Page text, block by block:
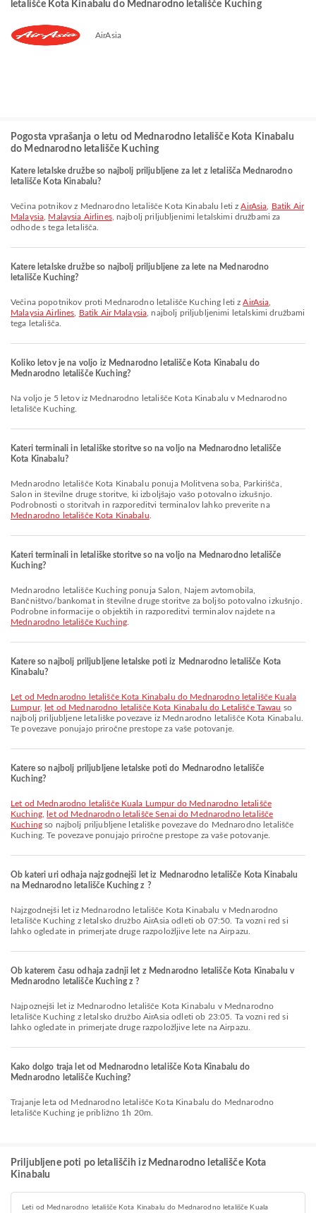
letališče Kota Kinabalu do Mednarodno letališče Kuching
AirAsia
Pogosta vprašanja o letu od Mednarodno letališče Kota Kinabalu
do Mednarodno letališče Kuching
Katere letalske družbe so najbolj priljubljene za let z letališča Mednarodno
letališče Kota Kinabalu?
Večina potnikov z Mednarodno letališče Kota Kinabalu leti zAirAsia
Batik Air
Malaysia Malaysia Airlines, najbolj priljubljenimi letalskimi družbami za
odhode s tega letališča.
Katere letalske družbe so najbolj priljubljene za lete na Mednarodno
letališče Kuching?
Večina popotnikov proti Mednarodno letališče Kuching leti zAirAsia
Malaysia Airlines
Batik Air Malaysia , najbolj priljubljenimi letalskimi družbami
tega letališča.
Koliko letov je na voljo iz Mednarodno letališče Kota Kinabalu do
Mednarodno letališče Kuching?
Na voljo je 5 letov iz Mednarodno letališče Kota Kinabalu v Mednarodno
letališče Kuching.
Kateri terminali in letališke storitve so na voljo na Mednarodno letališče
Kota Kinabalu?
Mednarodno letališče Kota Kinabalu ponuja Molitvena soba, Parkirišča,
Salon in številne druge storitve, ki izboljšajo vašo potovalno izkušnjo.
Podrobnosti o storitvah in razporeditvi terminalov lahko preverite na
Mednarodno letališče Kota Kinabalu
Kateri terminali in letališke storitve so na voljo na Mednarodno letališče
Kuching?
Mednarodno letališče Kuching ponuja Salon, Najem avtomobila,
Bančništvo/bankomat in številne druge storitve za boljšo potovalno izkušnjo.
Podrobne informacije o objektih in razporeditvi terminalov najdete na
Mednarodno letališče Kuching.
Katere so najbolj priljubljene letalske poti iz Mednarodno letališče Kota
Kinabalu?
let od Mednarodno letališče Kota Kinabalu do Mednarodno letališče Kuala
Lumpur, let od Mednarodno letališče Kota Kinabalu do Letališče Tawau so
najbolj priljubljene letališke povezave iz Mednarodno letališče Kota Kinabalu.
Te povezave ponujajo priročne prestope za vaše potovanje.
Katere so najbolj priljubljene letalske poti do Mednarodno letališče
Kuching?
let od Mednarodno letališče Kuala Lumpur do Mednarodno letališče
Kuching,
let od Mednarodno letališče Senai do Mednarodno letališče
Kuchingso najbolj priljubljene letališke povezave do Mednarodno letališče
Kuching. Te povezave ponujajo priročne prestope za vaše potovanje.
Ob kateri uri odhaja najzgodnejši let iz Mednarodno letališče Kota Kinabalu
na Mednarodno letališče Kuching z ?
Najzgodnejši let iz Mednarodno letališče Kota Kinabalu v Mednarodno
letališče Kuching z letalsko družbo AirAsia odleti ob 07:50. Ta vozni red si
lahko ogledate in primerjate druge razpoložljive lete na Airpazu.
Ob katerem času odhaja zadnji let z Mednarodno letališče Kota Kinabalu v
Mednarodno letališče Kuching z ?
Najpoznejši let iz Mednarodno letališče Kota Kinabalu v Mednarodno
letališče Kuching z letalsko družbo AirAsia odleti ob 23:05. Ta vozni red si
lahko ogledate in primerjate druge razpoložljive lete na Airpazu.
Kako dolgo traja let od Mednarodno letališče Kota Kinabalu do
Mednarodno letališče Kuching?
Trajanje leta od Mednarodno letališče Kota Kinabalu do Mednarodno
letališče Kuching je približno 1h 20m.
Priljubljene poti po letališčih iz Mednarodno letališče Kota
Kinabalu
Leti od Mednarodno letališče Kota Kinabalu do Mednarodno letališče Kuala